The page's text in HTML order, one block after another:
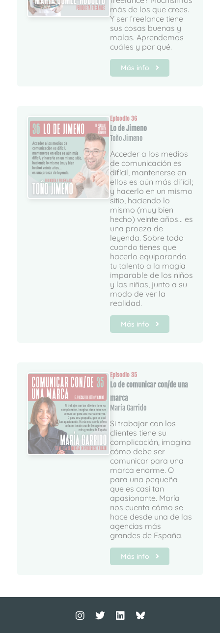
más de los que crees.
Y ser freelance tiene
sus cosas buenas y
malas. Aprendemos
cuáles y por qué.
Más info
Episodio 36
Lo de Jimeno
Toño Jimeno
Acceder a los medios
de comunicación es
difícil, mantenerse en
ellos es aún más difícil;
y hacerlo en un mismo
sitio, haciendo lo
mismo (muy bien
hecho) veinte años... es
una proeza de
leyenda. Sobre todo
cuando tienes que
hacerlo equiparando
tu talento a la magia
imparable de los niños
y las niñas, junto a su
modo de ver la
realidad.
Más info
Episodio 35
Lo de comunicar con/de una
marca
María Garrido
Si trabajar con los
clientes tiene su
complicación, imagina
cómo debe ser
comunicar para una
marca enorme. O
para una pequeña
que es casi tan
apasionante. María
nos cuenta cómo se
hace desde una de las
agencias más
grandes de España.
Más info